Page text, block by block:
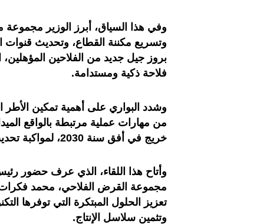
وفي هذا السياق، أبرز الوزير مجموعة
وتسريع مكننة القطاع، وتحديث قنوات
بروز جيل جديد من الفلاحين المؤهلين،
فلاحة ذكية ومستدامة.
وشدد البواري على أهمية تمكين الأطر
خريج في أفق سنة 2030، لمواكبة تحديث القطاع الفلاحي.
وأتاح هذا اللقاء، الذي عرف حضور
مجموعة القرض الفلاحي، محمد
تعزيز الحلول المبتكرة التي توفرها
وتثمين سلاسل الإنتاج.